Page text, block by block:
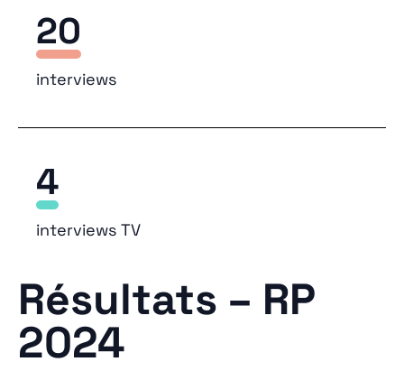
20
interviews
4
interviews TV
Résultats – RP
2024